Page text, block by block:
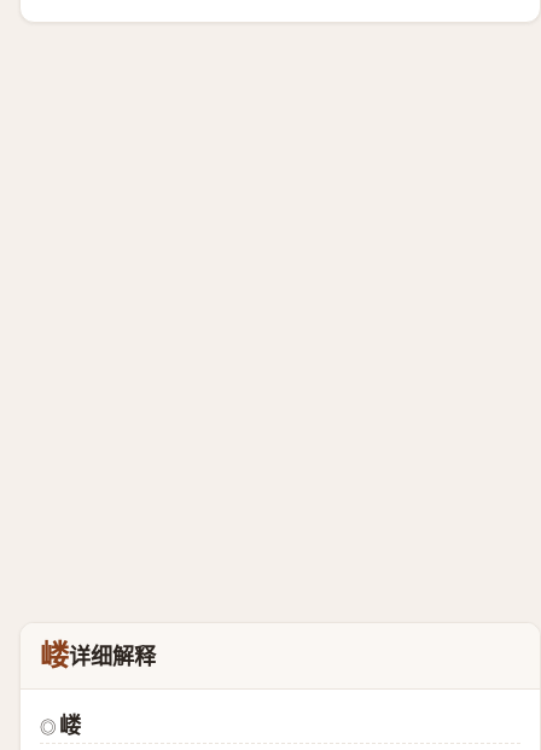
嵝详细解释
◎ 嵝